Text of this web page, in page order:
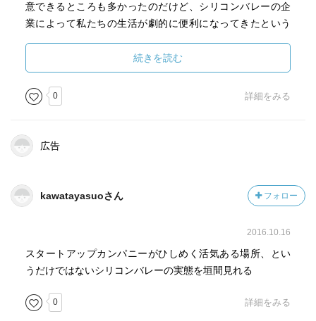
意できるところも多かったのだけど、シリコンバレーの企
業によって私たちの生活が劇的に便利になってきたという
の莫大な利益に結びついていることへの違和感は拭いがた
いものがあるのも現実だ。」という意見には違和感。劇的
に便利にしてくれるような会社なら、そりゃ莫大な利益を
稼いでもいいと思うのだけど。
ラミング講座を導入していて、起業を目指しているという
人もいるという話。そんな人まで起業を目指すようになっ
ングだったら刑務所に入りながらもできることだし、それ
で生きていけるならそれはそれでありなような気もする。
続きを読む
0 詳細をみる
広告
kawatayasuoさん フォロー
2016.10.16
スタートアップカンパニーがひしめく活気ある場所、とい
うだけではないシリコンバレーの実態を垣間見れる
0 詳細をみる